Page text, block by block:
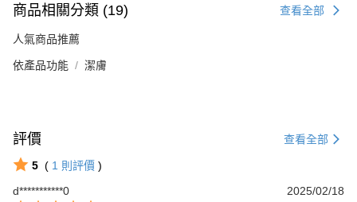
商品相關分類 (19) 查看全部
人氣商品推薦
依產品功能 潔膚
評價 查看全部
5 ( 1 則評價 )
d***********0
2025/02/18